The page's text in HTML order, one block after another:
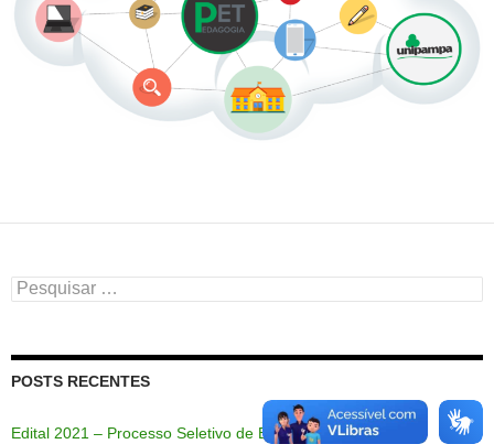
Pesquisar
por:
POSTS RECENTES
Edital 2021 – Processo Seletivo de Bolsistas e Voluntários